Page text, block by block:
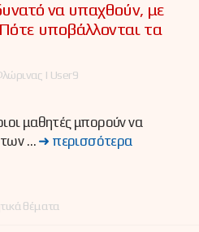
να υπαχθούν, με
υποβάλλονται τα
| User9
μαθητές μπορούν να
των … ➜ περισσότερα
θέματα